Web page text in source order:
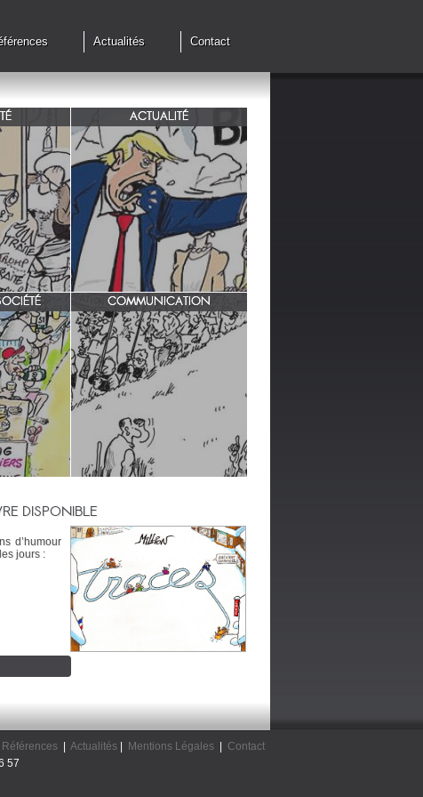
Actualités Contact
de cessez
ACTUALITÉ
G7 à Evian, Trump, une fois de
plus ,s'en prend aux européens.
COMMUNICATION
INRA/ Rotation des terres.
DISPONIBLE
d’humour
jours :
Références| Actualités| Mentions Légales|
Contact
57